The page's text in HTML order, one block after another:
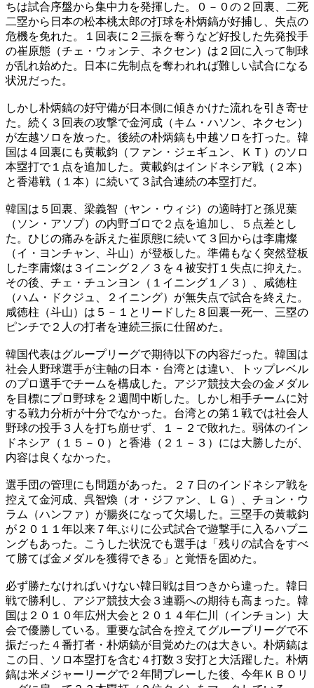
ちは試合序盤から集中力を発揮した。０－０の２回裏、二死
二塁から日本の松本桃太郎の打球を朴炳鎬が好捕し、失点の
危機を免れた。１回表に２三振を奪うなど好投した先発投手
の崔原態（チェ・ウォンテ、ネクセン）は２回に入って制球
が乱れ始めた。日本に先制点を奪われれば難しい試合になる
状況だった。
しかし朴炳鎬の好守備が日本側に傾きかけた流れを引き寄せ
た。続く３回表の攻撃で金河成（キム・ハソン、ネクセン）
が左越ソロを放った。後続の朴炳鎬も中越ソロを打った。韓
国は４回裏にも黄載鈞（ファン・ジェギュン、ＫＴ）のソロ
本塁打で１点を追加した。黄載鈞はインドネシア戦（２本）
と香港戦（１本）に続いて３試合連続の本塁打だ。
韓国は５回裏、梁義智（ヤン・ウィジ）の適時打と孫児葉
（ソン・アソプ）の内野ゴロで２点を追加し、５点差とし
た。ひじの痛みを訴えた崔原態に続いて３回からは李庸燦
（イ・ヨンチャン、斗山）が登板した。準備もなく突然登板
した李庸燦は３イニング２／３を４被安打１失点に抑えた。
その後、チェ・チュンヨン（１イニング１／３）、咸徳柱
（ハム・ドクジュ、２イニング）が無失点で試合を終えた。
咸徳柱（斗山）は５－１とリードした８回裏一死一、三塁の
ピンチで２人の打者を連続三振に仕留めた。
韓国代表はグループリーグで期待以下の内容だった。韓国は
社会人野球選手が主軸の日本・台湾とは違い、トップレベル
のプロ選手でチームを構成した。アジア競技大会の金メダル
を目標にプロ野球を２週間中断した。しかし相手チームに対
する戦力分析が十分でなかった。台湾との第１戦では社会人
野球の投手３人を打ち崩せず、１－２で敗れた。弱体のイン
ドネシア（１５－０）と香港（２１－３）には大勝したが、
内容は良くなかった。
選手団の管理にも問題があった。２７日のインドネシア戦を
控えて金河成、呉智煥（オ・ジファン、ＬＧ）、チョン・ウ
ラム（ハンファ）が腸炎になって欠場した。三塁手の黄載鈞
が２０１１年以来７年ぶりに公式試合で遊撃手に入るハプニ
ングもあった。こうした状況でも選手は「残りの試合をすべ
て勝てば金メダルを獲得できる」と覚悟を固めた。
必ず勝たなければいけない韓日戦は目つきから違った。韓日
戦で勝利し、アジア競技大会３連覇への期待も高まった。韓
国は２０１０年広州大会と２０１４年仁川（インチョン）大
会で優勝している。重要な試合を控えてグループリーグで不
振だった４番打者・朴炳鎬が目覚めたのは大きい。朴炳鎬は
この日、ソロ本塁打を含む４打数３安打と大活躍した。朴炳
鎬は米メジャーリーグで２年間プレーした後、今年ＫＢＯリ